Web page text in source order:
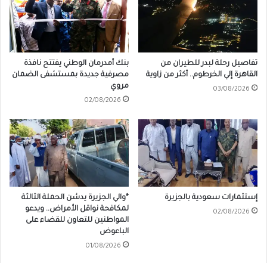
تفاصيل رحلة لبدر للطيران من
القاهرة إلي الخرطوم.. أكثر من زاوية
03/08/2026
بنك أمدرمان الوطني يفتتح نافذة
مصرفية جديدة بمستشفى الضمان
مروي
02/08/2026
إستثمارات سعودية بالجزيرة
02/08/2026
*والي الجزيرة يدشن الحملة الثالثة
لمكافحة نواقل الأمراض.. ويدعو
المواطنين للتعاون للقضاء على
الباعوض
01/08/2026